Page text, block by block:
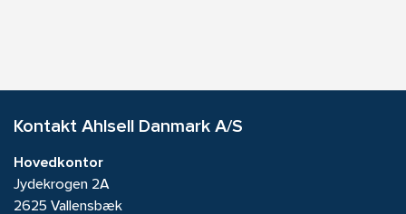
Kontakt Ahlsell Danmark A/S
Hovedkontor
Jydekrogen 2A
2625 Vallensbæk